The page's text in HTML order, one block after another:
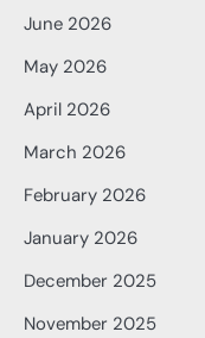
June 2026
May 2026
April 2026
March 2026
February 2026
January 2026
December 2025
November 2025